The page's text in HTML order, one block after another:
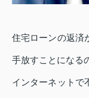
住宅ローンの返済
手放すことになる
インターネットで